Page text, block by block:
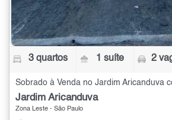
3 quartos 1 suíte 2
Sobrado à Venda no Jardim Aricanduva
Jardim Aricanduva
Zona Leste - São Paulo